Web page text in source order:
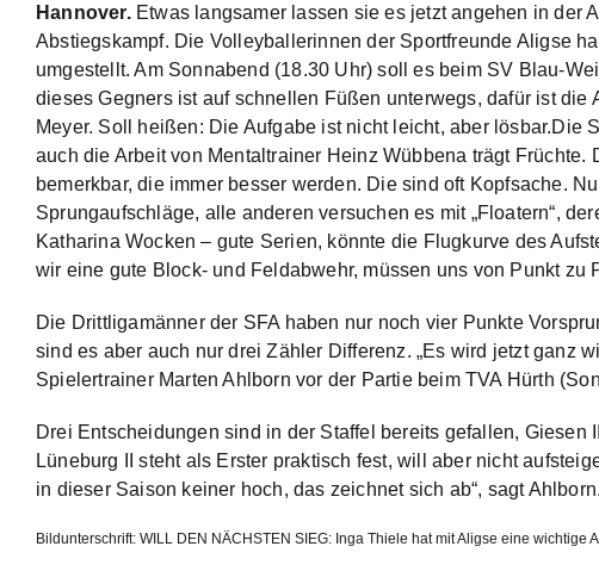
Hannover. Etwas langsamer lassen sie es jetzt angehen in der
Abstiegskampf. Die Volleyballerinnen der Sportfreunde Aligse
umgestellt. Am Sonnabend (18.30 Uhr) soll es beim SV Blau-
dieses Gegners ist auf schnellen Füßen unterwegs, dafür ist die
Meyer. Soll heißen: Die Aufgabe ist nicht leicht, aber lösbar.Die
auch die Arbeit von Mentaltrainer Heinz Wübbena trägt
bemerkbar, die immer besser werden. Die sind oft Kopfsache.
Sprungaufschläge, alle anderen versuchen es mit „Floatern“,
Katharina Wocken – gute Serien, könnte die Flugkurve des
wir eine gute Block- und Feldabwehr, müssen uns von Punkt zu
Die Drittligamänner der SFA haben nur noch vier Punkte
sind es aber auch nur drei Zähler Differenz. „Es wird jetzt ganz
Spielertrainer Marten Ahlborn vor der Partie beim TVA Hürth
Drei Entscheidungen sind in der Staffel bereits gefallen,
Lüneburg II steht als Erster praktisch fest, will aber nicht
in dieser Saison keiner hoch, das zeichnet sich ab“, sagt
Bildunterschrift: WILL DEN NÄCHSTEN SIEG: Inga Thiele hat mit Aligse eine wichtige